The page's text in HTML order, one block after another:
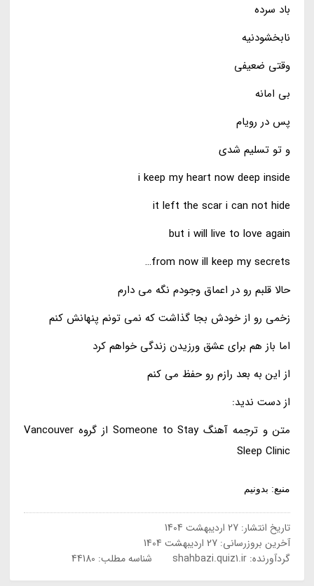
باد سرده
نابخشودنیه
وقتی ضعیفی
بی امانه
پس در رویام
و تو تسلیم شدی
i keep my heart now deep inside
it left the scar i can not hide
but i will live to love again
from now ill keep my secrets…
حالا قلبم رو در اعماق وجودم نگه می دارم
زخمی رو از خودش بجا گذاشت که نمی تونم پنهانش کنم
اما باز هم برای عشق ورزیدن زندگی خواهم کرد
از این به بعد رازم رو حفظ می کنم
از دست ندید:
متن و ترجمه آهنگ Someone to Stay از گروه Vancouver
Sleep Clinic
منبع: بدونیم
تاریخ انتشار:27 اردیبهشت 1404
آخرین بروزرسانی:27 اردیبهشت 1404
گردآورنده:shahbazi.quiz1.ir شناسه مطلب: 44180